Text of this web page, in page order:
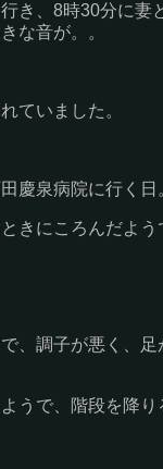
き、8時30分に妻
な音が。。
ていました。
慶泉病院に行く日
きにころんだよう
、調子が悪く、
うで、階段を降り